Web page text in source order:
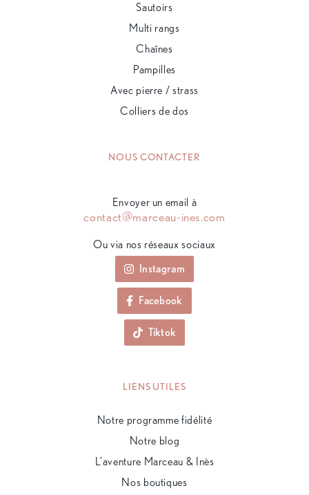
Sautoirs
Multi rangs
Chaînes
Pampilles
Avec pierre / strass
Colliers de dos
NOUS CONTACTER
Envoyer un email à
contact@marceau-ines.com
Ou via nos réseaux sociaux
Instagram
Facebook
Tiktok
LIENS UTILES
Notre programme fidélité
Notre blog
L’aventure Marceau & Inès
Nos boutiques